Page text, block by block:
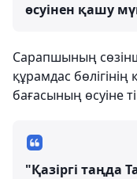
өсуінен қашу
Сарапшының
құрамдас
бағасының өсуіне
"Қазіргі таңда